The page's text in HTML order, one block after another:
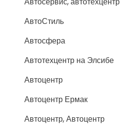
АвтоСтиль
Автосфера
Автотехцентр на Элсибе
Автоцентр
Автоцентр Ермак
Автоцентр, Автоцентр